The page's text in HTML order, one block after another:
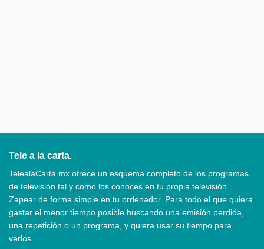
Tele a la carta.
TelealaCarta.mx ofrece un esquema completo de los programas
de televisión tal y como los conoces en tu propia televisión.
Zapear de forma simple en tu ordenador. Para todo el que quiera
gastar el menor tiempo posible buscando una emisión perdida,
una repetición o un programa, y quiera usar su tiempo para
verlos.